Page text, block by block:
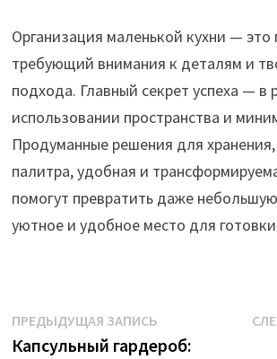
Организация маленькой кухни — это
требующий внимания к деталям и
подхода. Главный секрет успеха — в
использовании пространства и
Продуманные решения для хранения,
палитра, удобная и
помогут превратить даже
уютное и удобное место для
Навигация
ПРЕДЫДУЩАЯ ЗАПИСЬПредыдущая
запись:
Капсульный гардероб: